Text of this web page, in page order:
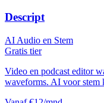
Descript
AI Audio en Stem
Gratis tier
Video en podcast editor
waveforms. AI voor stem